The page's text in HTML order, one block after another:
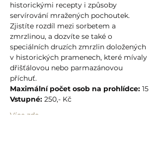
historickými recepty i způsoby
servírování mražených pochoutek.
Zjistíte rozdíl mezi sorbetem a
zmrzlinou, a dozvíte se také o
speciálních druzích zmrzlin doložených
v historických pramenech, které mívaly
dřišťálovou nebo parmazánovou
příchuť.
Maximální počet osob na prohlídce: 15
Vstupné: 250,- Kč
Více zde